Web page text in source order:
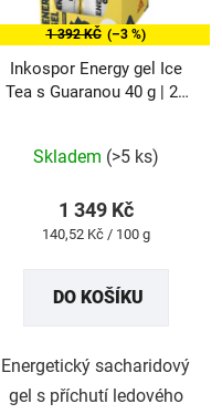
1 392 KČ (–3 %)
Inkospor Energy gel Ice
Tea s Guaranou 40 g | 24
Skladem (>5 ks)
1 349 Kč
Měrná
140,52 Kč / 100 g
DO KOŠÍKU
Energetický sacharidový
gel s příchutí ledového